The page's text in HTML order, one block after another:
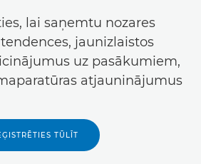
lai saņemtu nozares
jaunizlaistos
uz pasākumiem,
atjauninājumus
TŪLĪT